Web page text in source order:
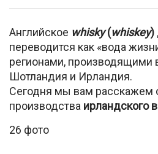
Английское whisky(whiskey)
переводится как «вода
регионами, производящими
Шотландия и Ирландия.
Сегодня мы вам расскажем
производства ирландского
26 фото